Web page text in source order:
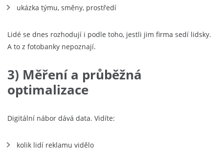
ukázka týmu, směny, prostředí
Lidé se dnes rozhodují i podle toho, jestli jim firma sedí lidsky.
A to z fotobanky nepoznají.
3) Měření a průběžná
optimalizace
Digitální nábor dává data. Vidíte:
kolik lidí reklamu vidělo